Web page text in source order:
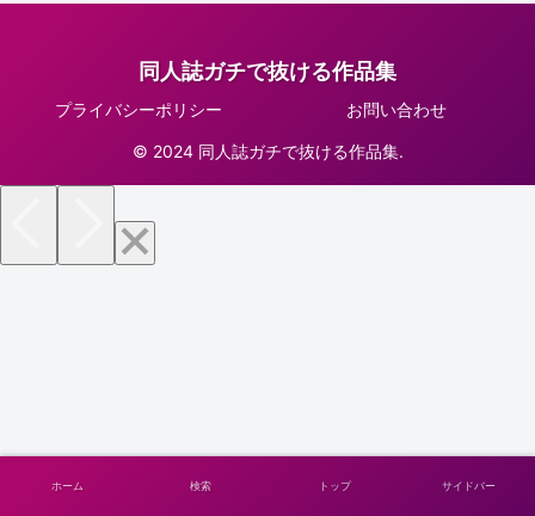
同人誌ガチで抜ける作品集
プライバシーポリシー お問い合わせ
© 2024 同人誌ガチで抜ける作品集.
ホーム 検索 トップ サイドバー